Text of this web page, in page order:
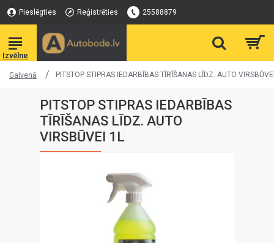
Pieslēgties Reģistrēties 25588879
Galvenā PITSTOP STIPRAS IEDARBĪBAS TĪRĪŠANAS LĪDZ. AUTO
PITSTOP STIPRAS IEDARBĪBAS
TĪRĪŠANAS LĪDZ. AUTO
VIRSBŪVEI 1L